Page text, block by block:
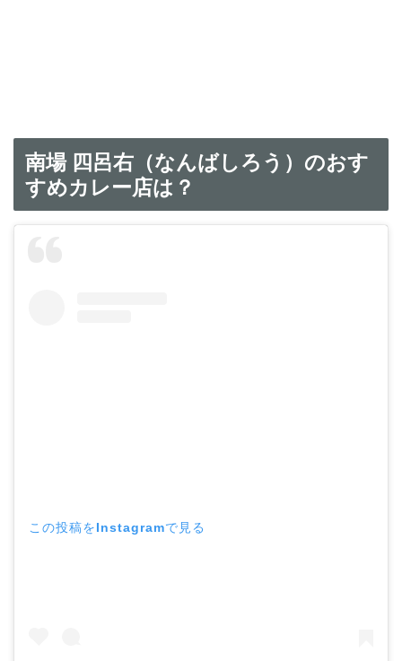
南場 四呂右（なんばしろう）のおす
すめカレー店は？
この投稿をInstagramで見る